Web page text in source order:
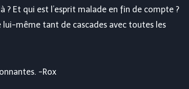
? Et qui est l’esprit malade en fin de compte ?
même tant de cascades avec toutes les
-Rox